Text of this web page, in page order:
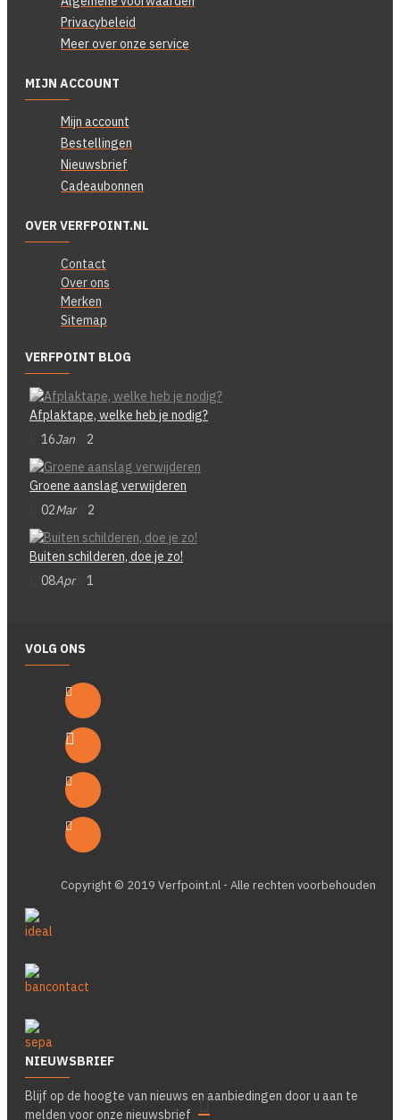
Privacybeleid
Meer over onze service
MIJN ACCOUNT
Mijn account
Bestellingen
Nieuwsbrief
Cadeaubonnen
OVER VERFPOINT.NL
Contact
Over ons
Merken
Sitemap
VERFPOINT BLOG
Afplaktape, welke heb je nodig?
16Jan 2
Groene aanslag verwijderen
02Mar 2
Buiten schilderen, doe je zo!
08Apr 1
VOLG ONS
Copyright © 2019 Verfpoint.nl - Alle rechten voorbehouden
NIEUWSBRIEF
Blijf op de hoogte van nieuws en aanbiedingen door u aan te
melden voor onze nieuwsbrief